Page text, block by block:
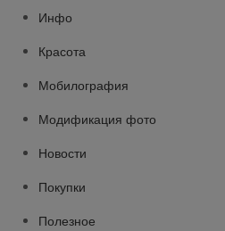
Инфо
Красота
Мобилография
Модификация фото
Новости
Покупки
Полезное